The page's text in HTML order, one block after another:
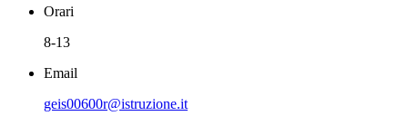
Orari
8-13
Email
geis00600r@istruzione.it